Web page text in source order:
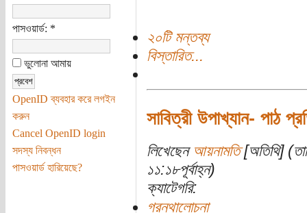
পাসওয়ার্ড: *
ভুলোনা আমায়
OpenID ব্যবহার করে লগইন
করুন
Cancel OpenID login
সদস্য নিবন্ধন
পাসওয়ার্ড হারিয়েছে?
২০টি মন্তব্য
বিস্তারিত...
সাবিত্রী উপাখ্যান- পাঠ
লিখেছেন আয়নামতি[অতিথি]
১১:১৮পূর্বাহ্ন)
ক্যাটেগরি:
গ্রন্থালোচনা